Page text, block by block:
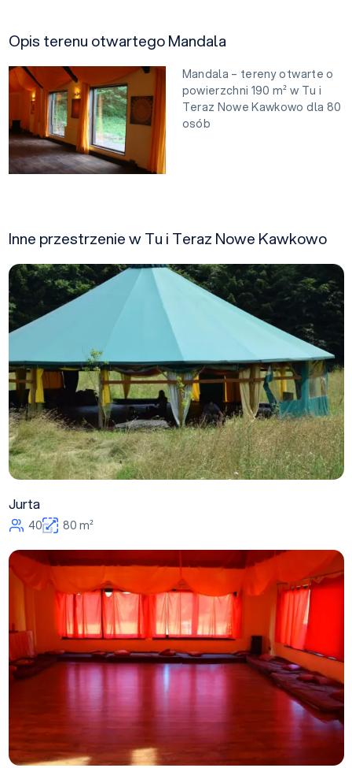
Opis terenu otwartego Mandala
Mandala – tereny otwarte o
powierzchni 190 m² w Tu i
Teraz Nowe Kawkowo dla 80
osób
Inne przestrzenie w Tu i Teraz Nowe Kawkowo
Jurta
40 80 m²